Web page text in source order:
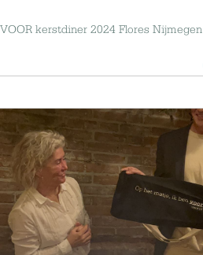
VOOR kerstdiner 2024 Flores Nijmegen